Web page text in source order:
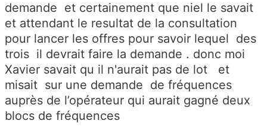
demande et certainement que niel le savait
et attendant le resultat de la consultation
pour lancer les offres pour savoir lequel des
trois il devrait faire la demande . donc moi
Xavier savait qu il n'aurait pas de lot et
misait sur une demande de fréquences
auprès de l’opérateur qui aurait gagné deux
blocs de fréquences